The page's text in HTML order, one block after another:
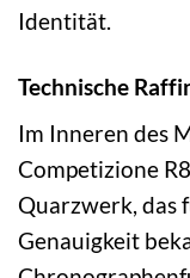
Identität.
Technische
Im Inneren des
Competizione
Quarzwerk, das
Genauigkeit